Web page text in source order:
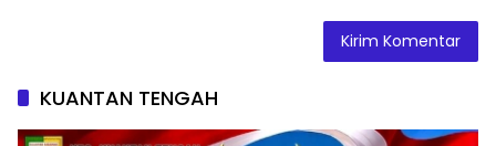
KUANTAN TENGAH